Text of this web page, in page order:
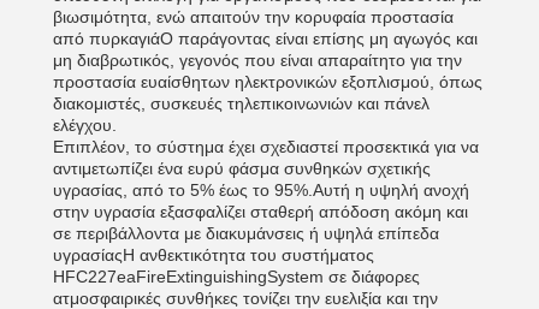
βιωσιμότητα, ενώ απαιτούν την κορυφαία προστασία
από πυρκαγιάΟ παράγοντας είναι επίσης μη αγωγός και
μη διαβρωτικός, γεγονός που είναι απαραίτητο για την
προστασία ευαίσθητων ηλεκτρονικών εξοπλισμού, όπως
διακομιστές, συσκευές τηλεπικοινωνιών και πάνελ
ελέγχου.
Επιπλέον, το σύστημα έχει σχεδιαστεί προσεκτικά για να
αντιμετωπίζει ένα ευρύ φάσμα συνθηκών σχετικής
υγρασίας, από το 5% έως το 95%.Αυτή η υψηλή ανοχή
στην υγρασία εξασφαλίζει σταθερή απόδοση ακόμη και
σε περιβάλλοντα με διακυμάνσεις ή υψηλά επίπεδα
υγρασίαςΗ ανθεκτικότητα του συστήματος
HFC227eaFireExtinguishingSystem σε διάφορες
ατμοσφαιρικές συνθήκες τονίζει την ευελιξία και την